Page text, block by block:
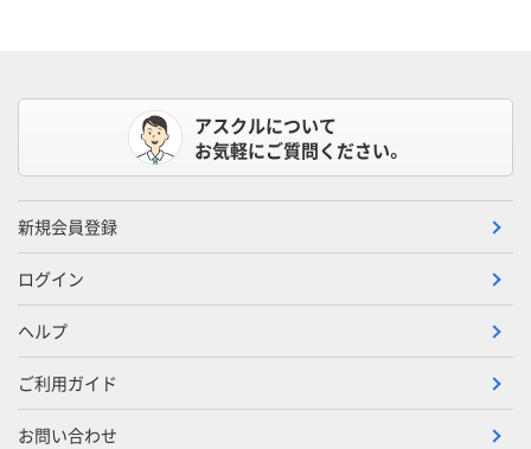
アスクルについて
お気軽にご質問ください。
新規会員登録
ログイン
ヘルプ
ご利用ガイド
お問い合わせ